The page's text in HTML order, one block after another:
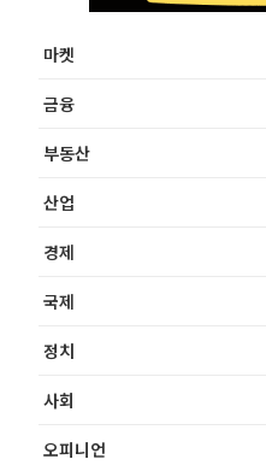
마켓
금융
부동산
산업
경제
국제
정치
사회
오피니언